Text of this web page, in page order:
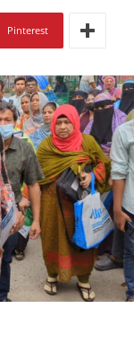
Pinterest